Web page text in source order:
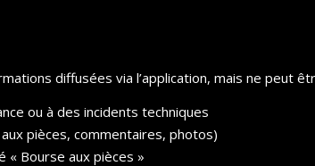
diffusées via l’application, mais ne peut
ou à des incidents techniques
pièces, commentaires, photos)
« Bourse aux pièces »